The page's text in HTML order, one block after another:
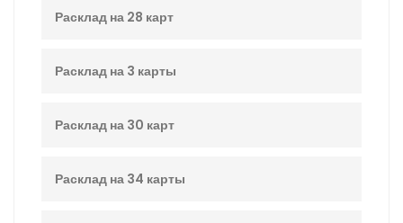
Расклад на 28 карт
Расклад на 3 карты
Расклад на 30 карт
Расклад на 34 карты